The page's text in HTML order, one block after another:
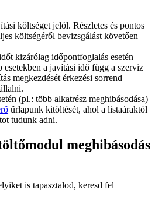
költséget jelöl. Részletes és pontos
költségéről bevizsgálást követően
kizárólag időpontfoglalás esetén
a javítási idő függ a szerviz
megkezdését érkezési sorrend
(pl.: több alkatrész meghibásodása)
űrlapunk kitöltését, ahol a listaáraktól
tudunk adni.
meghibásodás
is tapasztalod, keresd fel